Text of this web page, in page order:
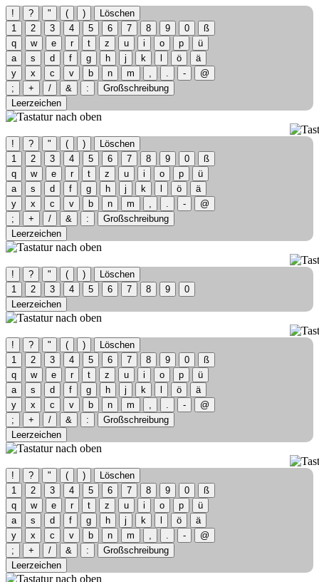
! ? " ( )
Löschen
1
2 3 4 5 6 7 8 9 0
ß
q
w e r t z u i o p
ü
a
s d f g h j k ö
ä
y
x c v b n m , . -
@
;
+ / & :
Großschreibung
Leerzeichen
! ? " ( )
Löschen
1
2 3 4 5 6 7 8 9 0
ß
q
w e r t z u i o p
ü
a
s d f g h j k ö
ä
y
x c v b n m , . -
@
;
+ / & :
Großschreibung
Leerzeichen
! ? " ( )
Löschen
1
2 3 4 5 6 7 8 9
0
Leerzeichen
! ? " ( )
Löschen
1
2 3 4 5 6 7 8 9 0
ß
q
w e r t z u i o p
ü
a
s d f g h j k ö
ä
y
x c v b n m , . -
@
;
+ / & :
Großschreibung
Leerzeichen
! ? " ( )
Löschen
1
2 3 4 5 6 7 8 9 0
ß
q
w e r t z u i o p
ü
a
s d f g h j k ö
ä
y
x c v b n m , . -
@
;
+ / & :
Großschreibung
Leerzeichen